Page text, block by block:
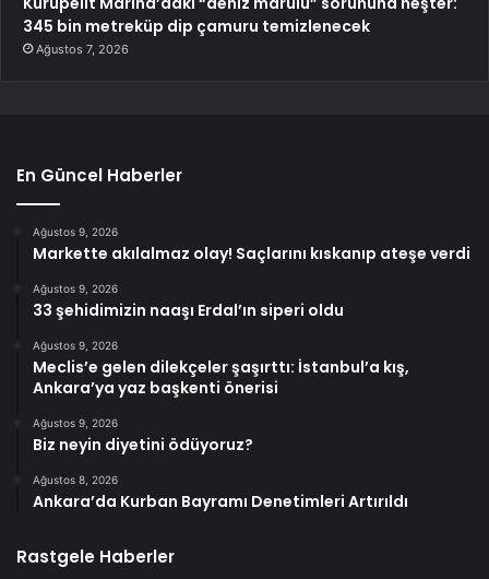
345 bin metreküp dip çamuru temizlenecek
Ağustos 7, 2026
En Güncel Haberler
Ağustos 9, 2026
Markette akılalmaz olay! Saçlarını kıskanıp ateşe verdi
Ağustos 9, 2026
33 şehidimizin naaşı Erdal’ın siperi oldu
Ağustos 9, 2026
Meclis’e gelen dilekçeler şaşırttı: İstanbul’a kış,
Ankara’ya yaz başkenti önerisi
Ağustos 9, 2026
Biz neyin diyetini ödüyoruz?
Ağustos 8, 2026
Ankara’da Kurban Bayramı Denetimleri Artırıldı
Rastgele Haberler